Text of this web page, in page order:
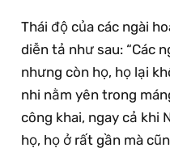
Thái độ của các ngài
diễn tả như sau: “Các
nhưng còn họ, họ lại
nhi nằm yên trong
công khai, ngay cả khi
họ, họ ở rất gần mà